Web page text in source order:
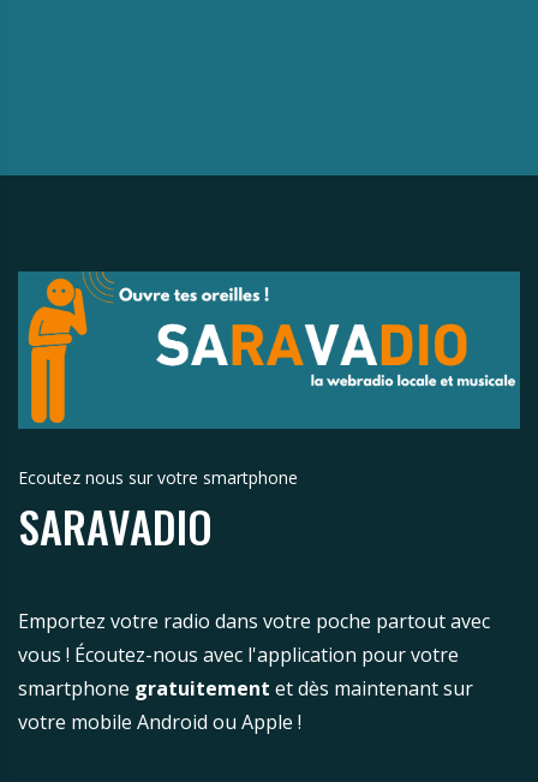
Ecoutez nous sur votre smartphone
SARAVADIO
Emportez votre radio dans votre poche partout avec
vous ! Écoutez-nous avec l'application pour votre
smartphone gratuitement et dès maintenant sur
votre mobile Android ou Apple !